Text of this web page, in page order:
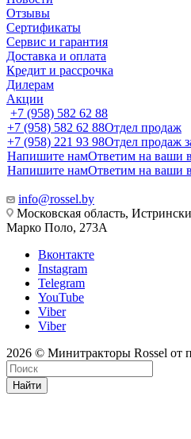
Отзывы
Сертификаты
Сервис и гарантия
Доставка и оплата
Кредит и рассрочка
Дилерам
Акции
+7 (958) 582 62 88
+7 (958) 582 62 88Отдел продаж
+7 (958) 221 93 98Отдел продаж
Напишите намОтветим на ваши
Напишите намОтветим на ваши
info@rossel.by
Московская область,
Марко Поло, 273А
Вконтакте
Instagram
Telegram
YouTube
Viber
Viber
2026 © Минитракторы Rossel от
Найти